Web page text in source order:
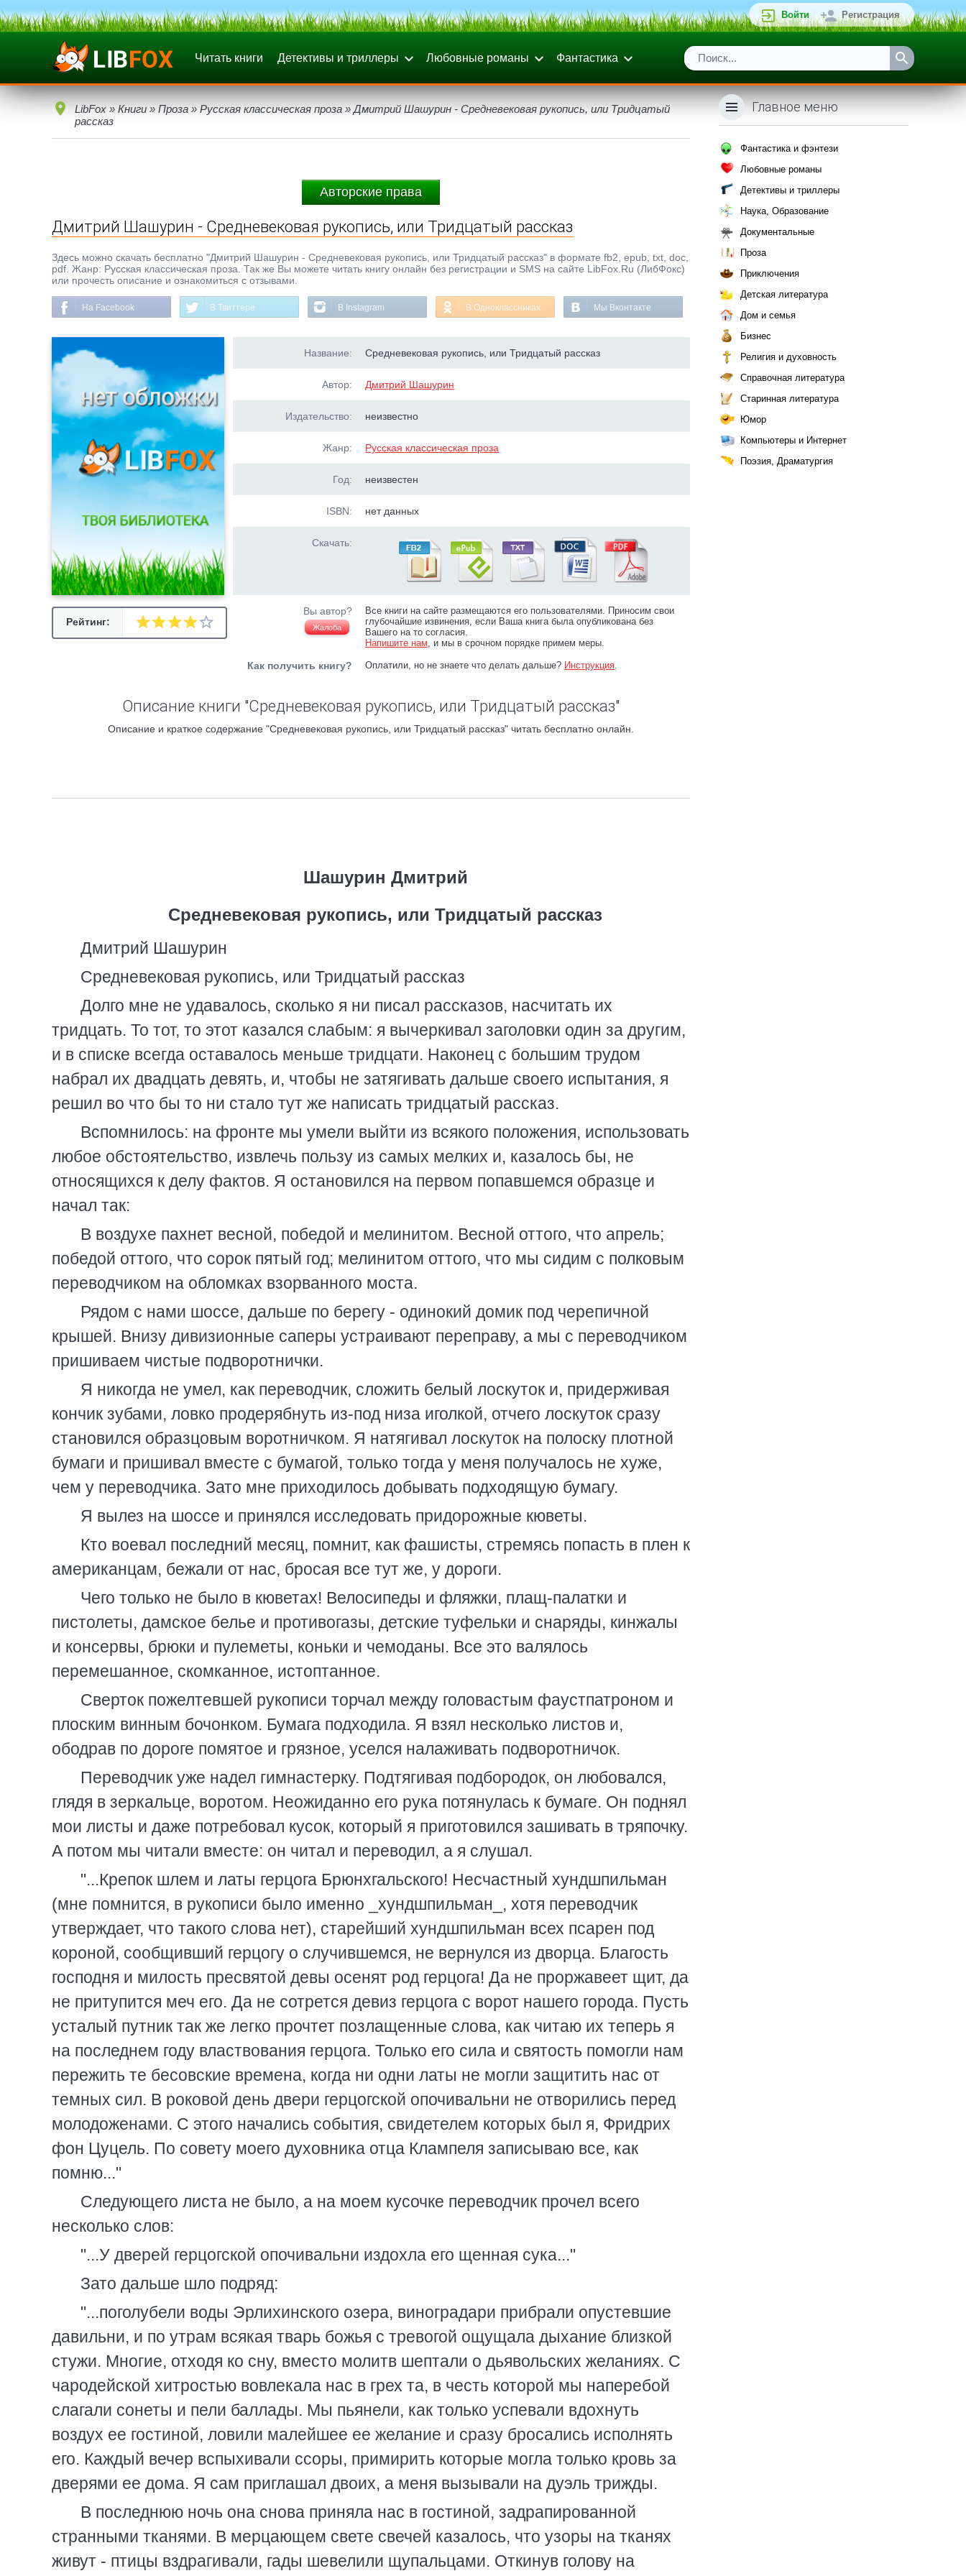
Войти Регистрация
Читать книги Детективы и триллеры Любовные романы Фантастика
LibFox » Книги » Проза » Русская классическая проза » Дмитрий Шашурин - Средневековая рукопись, или Тридцатый
рассказ
Авторские права
Дмитрий Шашурин - Средневековая рукопись, или Тридцатый рассказ
Здесь можно скачать бесплатно "Дмитрий Шашурин - Средневековая рукопись, или Тридцатый рассказ" в формате fb2, epub, txt, doc,
pdf. Жанр: Русская классическая проза. Так же Вы можете читать книгу онлайн без регистрации и SMS на сайте LibFox.Ru (ЛибФокс)
или прочесть описание и ознакомиться с отзывами.
На Facebook В Твиттере В Instagram В Одноклассниках Мы Вконтакте
Рейтинг:
Название: Средневековая рукопись, или Тридцатый рассказ
Автор: Дмитрий Шашурин
Издательство: неизвестно
Жанр: Русская классическая проза
Год: неизвестен
ISBN: нет данных
Скачать:
Вы автор?
Жалоба
Все книги на сайте размещаются его пользователями. Приносим свои
глубочайшие извинения, если Ваша книга была опубликована без
Вашего на то согласия.
Напишите нам, и мы в срочном порядке примем меры.
Как получить книгу? Оплатили, но не знаете что делать дальше? Инструкция.
Описание книги "Средневековая рукопись, или Тридцатый рассказ"
Описание и краткое содержание "Средневековая рукопись, или Тридцатый рассказ" читать бесплатно онлайн.
Шашурин Дмитрий
Средневековая рукопись, или Тридцатый рассказ
Дмитрий Шашурин
Средневековая рукопись, или Тридцатый рассказ
Долго мне не удавалось, сколько я ни писал рассказов, насчитать их
тридцать. То тот, то этот казался слабым: я вычеркивал заголовки один за другим,
и в списке всегда оставалось меньше тридцати. Наконец с большим трудом
набрал их двадцать девять, и, чтобы не затягивать дальше своего испытания, я
решил во что бы то ни стало тут же написать тридцатый рассказ.
Вспомнилось: на фронте мы умели выйти из всякого положения, использовать
любое обстоятельство, извлечь пользу из самых мелких и, казалось бы, не
относящихся к делу фактов. Я остановился на первом попавшемся образце и
начал так:
В воздухе пахнет весной, победой и мелинитом. Весной оттого, что апрель;
победой оттого, что сорок пятый год; мелинитом оттого, что мы сидим с полковым
переводчиком на обломках взорванного моста.
Рядом с нами шоссе, дальше по берегу - одинокий домик под черепичной
крышей. Внизу дивизионные саперы устраивают переправу, а мы с переводчиком
пришиваем чистые подворотнички.
Я никогда не умел, как переводчик, сложить белый лоскуток и, придерживая
кончик зубами, ловко продерябнуть из-под низа иголкой, отчего лоскуток сразу
становился образцовым воротничком. Я натягивал лоскуток на полоску плотной
бумаги и пришивал вместе с бумагой, только тогда у меня получалось не хуже,
чем у переводчика. Зато мне приходилось добывать подходящую бумагу.
Я вылез на шоссе и принялся исследовать придорожные кюветы.
Кто воевал последний месяц, помнит, как фашисты, стремясь попасть в плен к
американцам, бежали от нас, бросая все тут же, у дороги.
Чего только не было в кюветах! Велосипеды и фляжки, плащ-палатки и
пистолеты, дамское белье и противогазы, детские туфельки и снаряды, кинжалы
и консервы, брюки и пулеметы, коньки и чемоданы. Все это валялось
перемешанное, скомканное, истоптанное.
Сверток пожелтевшей рукописи торчал между головастым фаустпатроном и
плоским винным бочонком. Бумага подходила. Я взял несколько листов и,
ободрав по дороге помятое и грязное, уселся налаживать подворотничок.
Переводчик уже надел гимнастерку. Подтягивая подбородок, он любовался,
глядя в зеркальце, воротом. Неожиданно его рука потянулась к бумаге. Он поднял
мои листы и даже потребовал кусок, который я приготовился зашивать в тряпочку.
А потом мы читали вместе: он читал и переводил, а я слушал.
"...Крепок шлем и латы герцога Брюнхгальского! Несчастный хундшпильман
(мне помнится, в рукописи было именно _хундшпильман_, хотя переводчик
утверждает, что такого слова нет), старейший хундшпильман всех псарен под
короной, сообщивший герцогу о случившемся, не вернулся из дворца. Благость
господня и милость пресвятой девы осенят род герцога! Да не проржавеет щит, да
не притупится меч его. Да не сотрется девиз герцога с ворот нашего города. Пусть
усталый путник так же легко прочтет позлащенные слова, как читаю их теперь я
на последнем году властвования герцога. Только его сила и святость помогли нам
пережить те бесовские времена, когда ни одни латы не могли защитить нас от
темных сил. В роковой день двери герцогской опочивальни не отворились перед
молодоженами. С этого начались события, свидетелем которых был я, Фридрих
фон Цуцель. По совету моего духовника отца Клампеля записываю все, как
помню..."
Следующего листа не было, а на моем кусочке переводчик прочел всего
несколько слов:
"...У дверей герцогской опочивальни издохла его щенная сука..."
Зато дальше шло подряд:
"...поголубели воды Эрлихинского озера, виноградари прибрали опустевшие
давильни, и по утрам всякая тварь божья с тревогой ощущала дыхание близкой
стужи. Многие, отходя ко сну, вместо молитв шептали о дьявольских желаниях. С
чародейской хитростью вовлекала нас в грех та, в честь которой мы наперебой
слагали сонеты и пели баллады. Мы пьянели, как только успевали вдохнуть
воздух ее гостиной, ловили малейшее ее желание и сразу бросались исполнять
его. Каждый вечер вспыхивали ссоры, примирить которые могла только кровь за
дверями ее дома. Я сам приглашал двоих, а меня вызывали на дуэль трижды.
В последнюю ночь она снова приняла нас в гостиной, задрапированной
странными тканями. В мерцающем свете свечей казалось, что узоры на тканях
живут - птицы вздрагивали, гады шевелили щупальцами. Откинув голову на
Главное меню
Фантастика и фэнтези
Любовные романы
Детективы и триллеры
Наука, Образование
Документальные
Проза
Приключения
Детская литература
Дом и семья
Бизнес
Религия и духовность
Справочная литература
Старинная литература
Юмор
Компьютеры и Интернет
Поэзия, Драматургия